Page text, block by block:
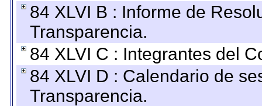
84 XLVI B : Informe de
Transparencia.
84 XLVI C : Integrantes del
84 XLVI D : Calendario de
Transparencia.